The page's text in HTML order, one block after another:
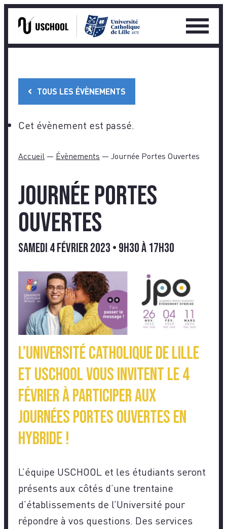
content
Ouvrir
le
TOUS LES ÉVÈNEMENTS
Cet évènement est passé.
Accueil — Évènements — Journée Portes Ouvertes
Journée Portes
Ouvertes
samedi 4 février 2023 • 9h30à17h30
L’UNIVERSITÉ CATHOLIQUE DE LILLE
ET USCHOOL VOUS INVITENT le 4
février À PARTICIPER AUX
JOURNÉES PORTES OUVERTES EN
HYBRIDE !
L’équipe USCHOOL et les étudiants seront
présents aux côtés d’une trentaine
d’établissements de l’Université pour
répondre à vos questions. Des services